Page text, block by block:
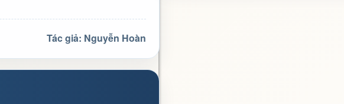
Tác giả: Nguyễn Hoàn